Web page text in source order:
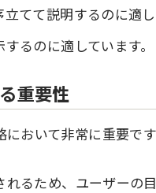
てて説明するのに適し
るのに適しています。
重要性
おいて非常に重要で
るため、ユーザーの